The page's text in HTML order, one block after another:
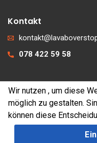
Kontakt
078 422 59 58
© 2026
Wir nutzen , um diese
möglich zu gestalten.
können diese